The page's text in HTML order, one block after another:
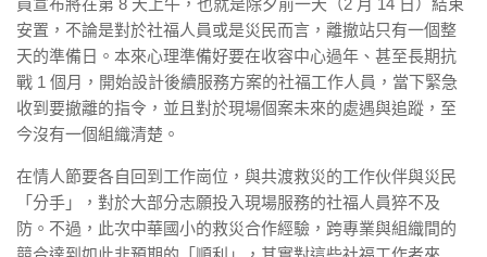
員宣布將在第 8 天上午，也就是除夕前一天（2 月 14 日）結束
安置，不論是對於社福人員或是災民而言，離撤站只有一個整
天的準備日。本來心理準備好要在收容中心過年、甚至長期抗
戰 1 個月，開始設計後續服務方案的社福工作人員，當下緊急
收到要撤離的指令，並且對於現場個案未來的處遇與追蹤，至
今沒有一個組織清楚。
在情人節要各自回到工作崗位，與共渡救災的工作伙伴與災民
「分手」，對於大部分志願投入現場服務的社福人員猝不及
防。不過，此次中華國小的救災合作經驗，跨專業與組織間的